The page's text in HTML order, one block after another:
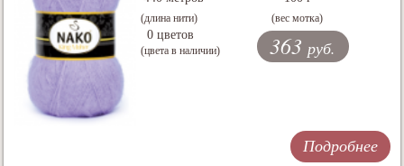
(длина нити) (вес мотка)
0 цветов
(цвета в наличии) 363 руб.
Подробнее